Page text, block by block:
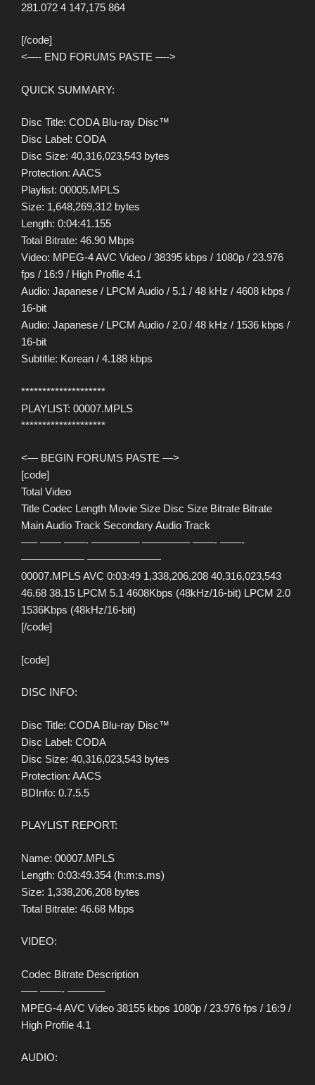
281.072 4 147,175 864
[/code]
<—- END FORUMS PASTE —->
QUICK SUMMARY:
Disc Title: CODA Blu-ray Disc™
Disc Label: CODA
Disc Size: 40,316,023,543 bytes
Protection: AACS
Playlist: 00005.MPLS
Size: 1,648,269,312 bytes
Length: 0:04:41.155
Total Bitrate: 46.90 Mbps
Video: MPEG-4 AVC Video / 38395 kbps / 1080p / 23.976
fps / 16:9 / High Profile 4.1
Audio: Japanese / LPCM Audio / 5.1 / 48 kHz / 4608 kbps /
16-bit
Audio: Japanese / LPCM Audio / 2.0 / 48 kHz / 1536 kbps /
16-bit
Subtitle: Korean / 4.188 kbps
********************
PLAYLIST: 00007.MPLS
********************
<— BEGIN FORUMS PASTE —>
[code]
Total Video
Title Codec Length Movie Size Disc Size Bitrate Bitrate
Main Audio Track Secondary Audio Track
—– —— ——- ————– ————– ——- ——-
—————— ———————
00007.MPLS AVC 0:03:49 1,338,206,208 40,316,023,543
46.68 38.15 LPCM 5.1 4608Kbps (48kHz/16-bit) LPCM 2.0
1536Kbps (48kHz/16-bit)
[/code]
[code]
DISC INFO:
Disc Title: CODA Blu-ray Disc™
Disc Label: CODA
Disc Size: 40,316,023,543 bytes
Protection: AACS
BDInfo: 0.7.5.5
PLAYLIST REPORT:
Name: 00007.MPLS
Length: 0:03:49.354 (h:m:s.ms)
Size: 1,338,206,208 bytes
Total Bitrate: 46.68 Mbps
VIDEO:
Codec Bitrate Description
—– ——- ———–
MPEG-4 AVC Video 38155 kbps 1080p / 23.976 fps / 16:9 /
High Profile 4.1
AUDIO: